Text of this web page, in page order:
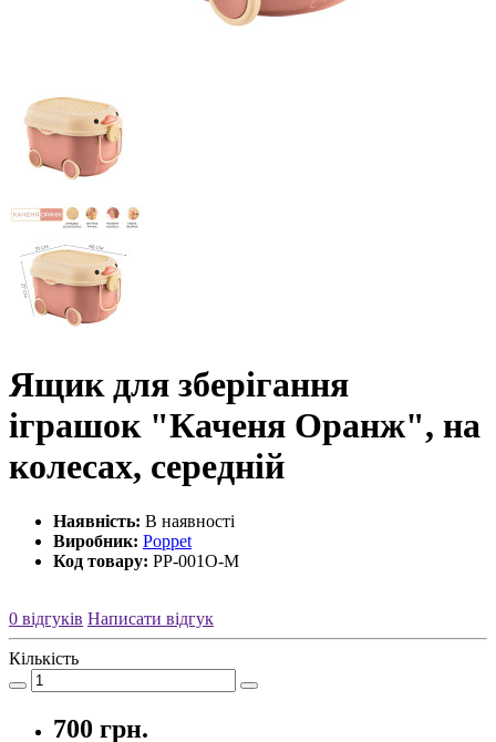
Ящик для зберігання
іграшок "Каченя Оранж", на
колесах, середній
Наявність: В наявності
Виробник: Poppet
Код товару: PP-001O-M
0 відгуків Написати відгук
Кількість
700 грн.